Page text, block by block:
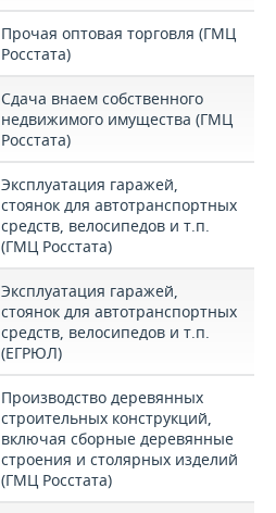
Прочая оптовая торговля (ГМЦ
Росстата)
Сдача внаем собственного
недвижимого имущества (ГМЦ
Росстата)
Эксплуатация гаражей,
стоянок для автотранспортных
средств, велосипедов и т.п.
(ГМЦ Росстата)
Эксплуатация гаражей,
стоянок для автотранспортных
средств, велосипедов и т.п.
(ЕГРЮЛ)
Производство деревянных
строительных конструкций,
включая сборные деревянные
строения и столярных изделий
(ГМЦ Росстата)